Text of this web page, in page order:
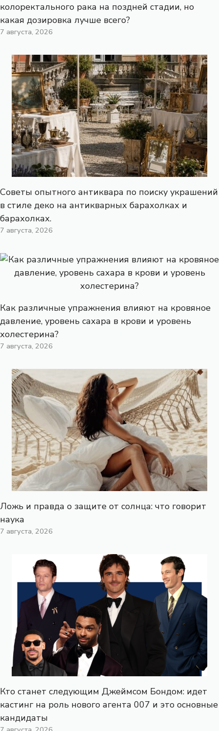
колоректального рака на поздней стадии, но
какая дозировка лучше всего?
7 августа, 2026
Советы опытного антиквара по поиску украшений
в стиле деко на антикварных барахолках и
барахолках.
7 августа, 2026
Как различные упражнения влияют на кровяное
давление, уровень сахара в крови и уровень
холестерина?
7 августа, 2026
Ложь и правда о защите от солнца: что говорит
наука
7 августа, 2026
Кто станет следующим Джеймсом Бондом: идет
кастинг на роль нового агента 007 и это основные
кандидаты